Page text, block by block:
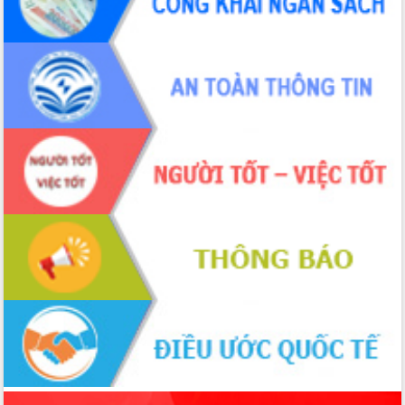
phá cơ chế - Hợp tác công tư
Đề án 06 tạo bước ngoặt đột phá trong
cải cách hành chính tỉnh Đắk Lắk
Kết nối tour, đẩy mạnh chuyển đổi số
để phát triển du lịch Đắk Lắk
Khởi động Dự án Đầu tư xây dựng hạ
tầng kỹ thuật Cụm công nghiệp Tân
Tiến
Gặp mặt các cơ quan báo chí nhân Kỷ
niệm 101 năm Ngày Báo chí Cách
mạng Việt Nam
Đắk Lắk sơ kết 4 năm triển khai thực
hiện Đề án 06 của Chính phủ
Họp báo thông tin về Hội nghị Công bố
Quy hoạch và Xúc tiến đầu tư tỉnh Đắk
Khơi thông điểm nghẽn, đẩy nhanh
giải ngân vốn khắc phục thiên tai
HĐND tỉnh thông qua điều chỉnh Quy
hoạch tỉnh thời kỳ 2021-2030